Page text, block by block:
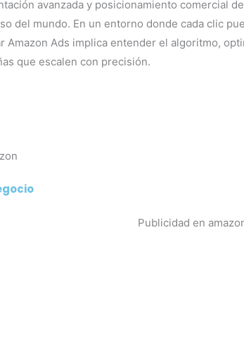
avanzada y posicionamiento comercial
del mundo. En un entorno donde cada clic
Amazon Ads implica entender el algoritmo,
que escalen con precisión.